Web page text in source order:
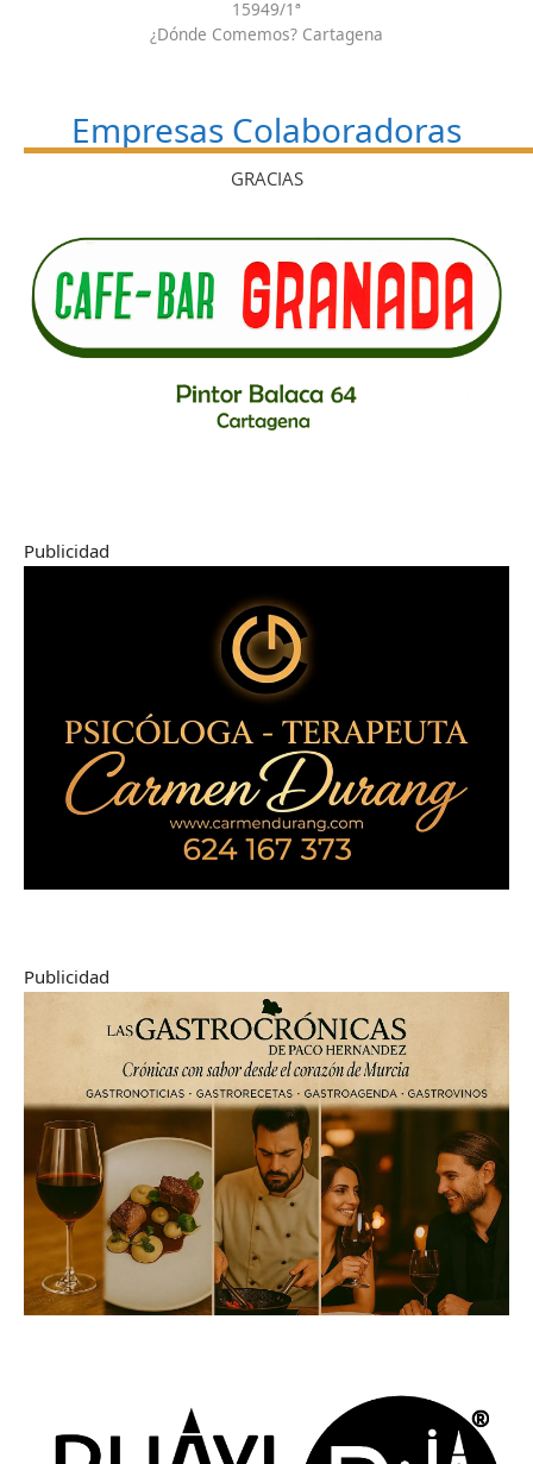
15949/1ª
¿Dónde Comemos? Cartagena
Empresas Colaboradoras
GRACIAS
Publicidad
Publicidad